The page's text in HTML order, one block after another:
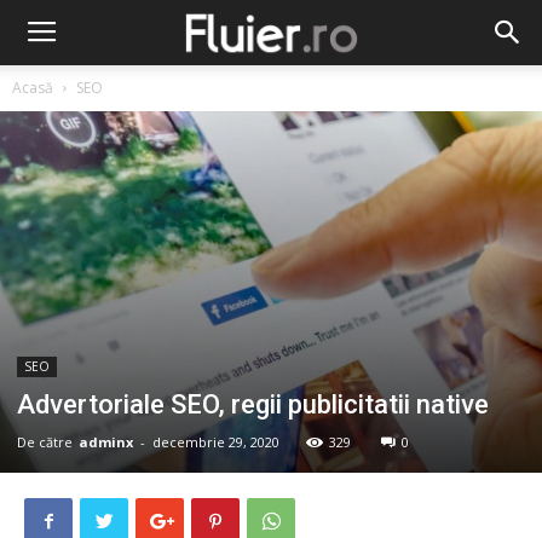
Acasă SEO
SEO
Advertoriale SEO, regii publicitatii native
De către adminx - decembrie 29, 2020 329 0